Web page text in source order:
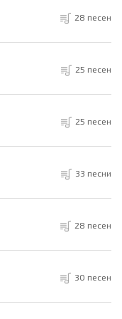
28 песен
25 песен
25 песен
33 песни
28 песен
30 песен